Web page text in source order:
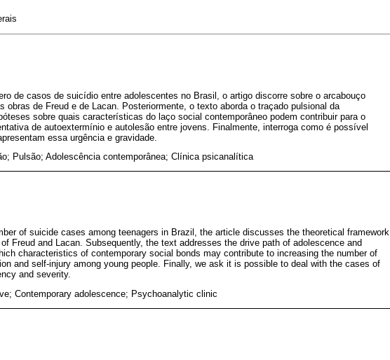
de casos de suicídio entre adolescentes no Brasil, o artigo discorre sobre o arcabouço
obras de Freud e de Lacan. Posteriormente, o texto aborda o traçado pulsional da
sobre quais características do laço social contemporâneo podem contribuir para o
de autoextermínio e autolesão entre jovens. Finalmente, interroga como é possível
essa urgência e gravidade.
Pulsão; Adolescência contemporânea; Clínica psicanalítica
of suicide cases among teenagers in Brazil, the article discusses the theoretical framework
Freud and Lacan. Subsequently, the text addresses the drive path of adolescence and
characteristics of contemporary social bonds may contribute to increasing the number of
and self-injury among young people. Finally, we ask it is possible to deal with the cases of
and severity.
Contemporary adolescence; Psychoanalytic clinic